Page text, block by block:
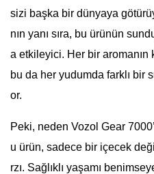
sizi başka bir dünyaya
nın yanı sıra, bu ürünün
a etkileyici. Her bir
bu da her yudumda farklı bir
or.
Peki, neden Vozol Gear
u ürün, sadece bir içecek
rzı. Sağlıklı yaşamı